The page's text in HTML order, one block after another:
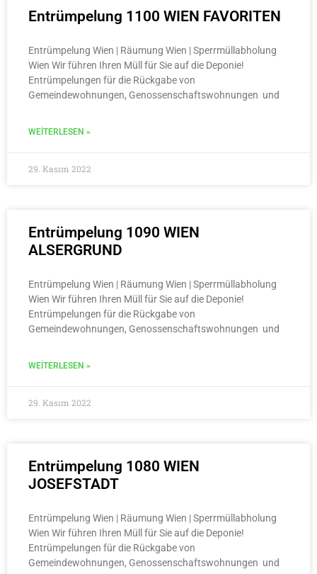
Entrümpelung 1100 WIEN FAVORITEN
Entrümpelung Wien | Räumung Wien | Sperrmüllabholung
Wien Wir führen Ihren Müll für Sie auf die Deponie!
Entrümpelungen für die Rückgabe von
Gemeindewohnungen, Genossenschaftswohnungen und
WEITERLESEN »
29. Kasım 2022
Entrümpelung 1090 WIEN
ALSERGRUND
Entrümpelung Wien | Räumung Wien | Sperrmüllabholung
Wien Wir führen Ihren Müll für Sie auf die Deponie!
Entrümpelungen für die Rückgabe von
Gemeindewohnungen, Genossenschaftswohnungen und
WEITERLESEN »
29. Kasım 2022
Entrümpelung 1080 WIEN
JOSEFSTADT
Entrümpelung Wien | Räumung Wien | Sperrmüllabholung
Wien Wir führen Ihren Müll für Sie auf die Deponie!
Entrümpelungen für die Rückgabe von
Gemeindewohnungen, Genossenschaftswohnungen und